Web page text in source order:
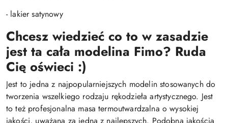
- lakier satynowy
Chcesz wiedzieć co to w zasadzie
jest ta cała modelina Fimo? Ruda
Cię oświeci :)
Jest to jedna z najpopularniejszych modelin stosowanych do
tworzenia wszelkiego rodzaju rękodzieła artystycznego. Jest
to też profesjonalna masa termoutwardzalna o wysokiej